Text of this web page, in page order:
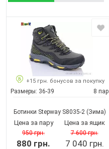
+15 грн. бонусов за покупку
Размеры: 36-39 8 пар
Ботинки Stepway S8035-2(Зима)
Цена за пару
950 грн.
880 грн.
Цена за ящик
7 600 грн.
7 040 грн.